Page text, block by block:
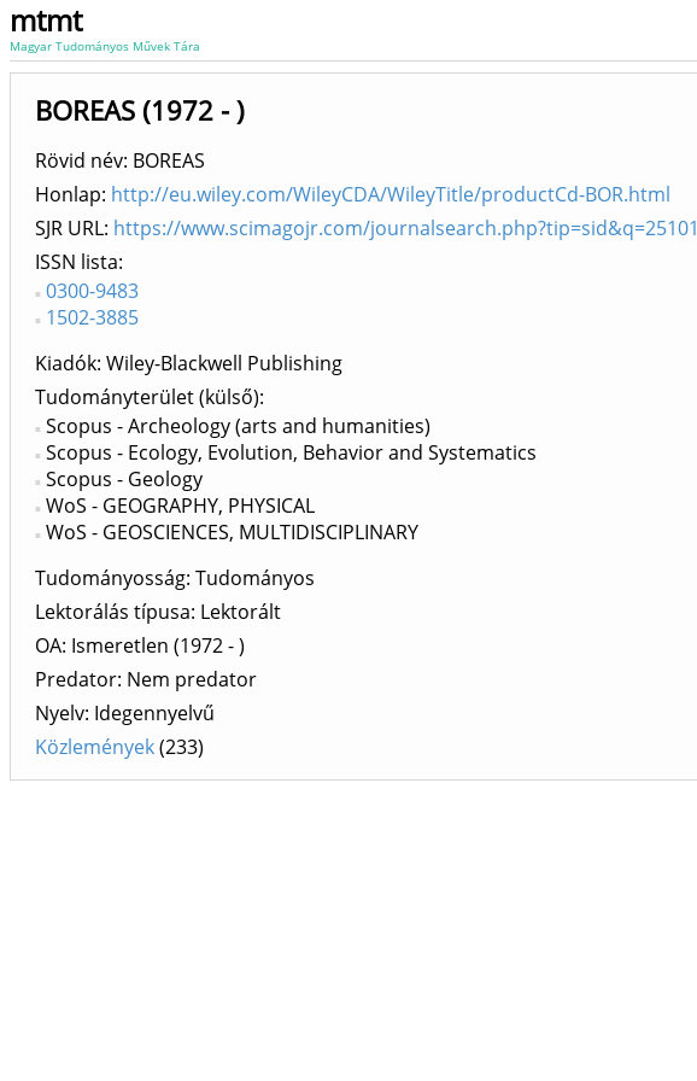
mtmt
Magyar Tudományos Művek Tára
BOREAS (1972 - )
Rövid név: BOREAS
Honlap: http://eu.wiley.com/WileyCDA/WileyTitle/productCd-BOR.html
SJR URL: https://www.scimagojr.com/journalsearch.php?tip=sid&q=25101
ISSN lista
0300-9483
1502-3885
Kiadók Wiley-Blackwell Publishing
Tudományterület (külső)
Scopus - Archeology (arts and humanities)
Scopus - Ecology, Evolution, Behavior and Systematics
Scopus - Geology
WoS - GEOGRAPHY, PHYSICAL
WoS - GEOSCIENCES, MULTIDISCIPLINARY
Tudományosság: Tudományos
Lektorálás típusa: Lektorált
OA: Ismeretlen (1972 - )
Predator: Nem predator
Nyelv: Idegennyelvű
Közlemények(233)